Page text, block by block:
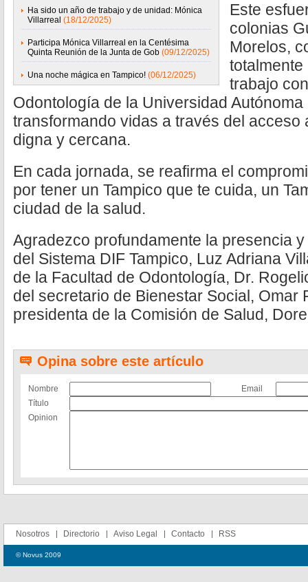
Ha sido un año de trabajo y de unidad: Mónica
Villarreal (18/12/2025)
Participa Mónica Villarreal en la Centésima
Quinta Reunión de la Junta de Gob (09/12/2025)
Una noche mágica en Tampico! (06/12/2025)
Este
colonias
Morelos,
trabajo
Odontología de la Universidad
transformando vidas a través del acceso
digna y cercana.
En cada jornada, se reafirma el
por tener un Tampico que te cuida, un
ciudad de la salud.
Agradezco profundamente la presencia
del Sistema DIF Tampico, Luz Adriana
de la Facultad de Odontología, Dr.
del secretario de Bienestar Social, Omar
presidenta de la Comisión de Salud,
Opina sobre este artículo
Nombre
Email
Título
Opinion
Nosotros Directorio Aviso Legal Contacto RSS
© Novus 2009